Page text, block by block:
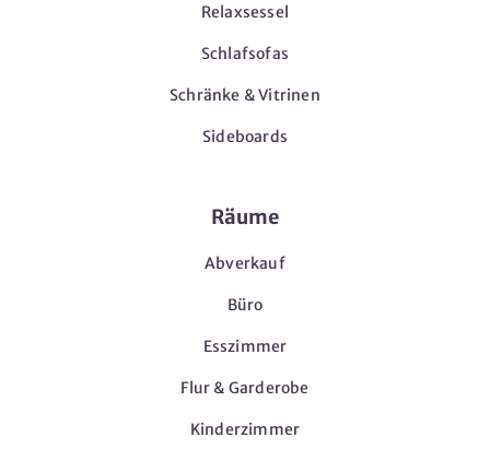
Relaxsessel
Schlafsofas
Schränke & Vitrinen
Sideboards
Räume
Abverkauf
Büro
Esszimmer
Flur & Garderobe
Kinderzimmer